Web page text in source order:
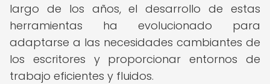
largo de los años, el desarrollo de estas
herramientas ha evolucionado para
adaptarse a las necesidades cambiantes de
los escritores y proporcionar entornos de
trabajo eficientes y fluidos.